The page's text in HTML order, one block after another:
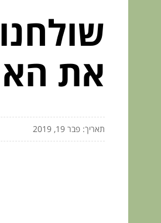
את
תאריך: פבר 19, 2019